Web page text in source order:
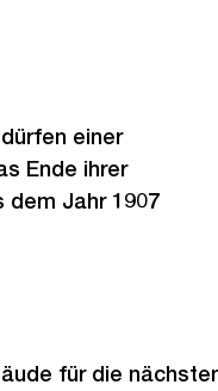
einer
Ende ihrer
dem Jahr 1907
für die